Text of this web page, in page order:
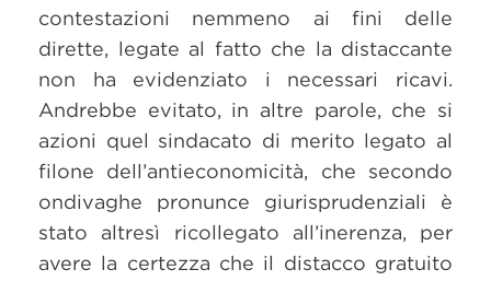
contestazioni nemmeno ai fini delle
dirette, legate al fatto che la distaccante
non ha evidenziato i necessari ricavi.
Andrebbe evitato, in altre parole, che si
azioni quel sindacato di merito legato al
filone dell’antieconomicità, che secondo
ondivaghe pronunce giurisprudenziali è
stato altresì ricollegato all’inerenza, per
avere la certezza che il distacco gratuito